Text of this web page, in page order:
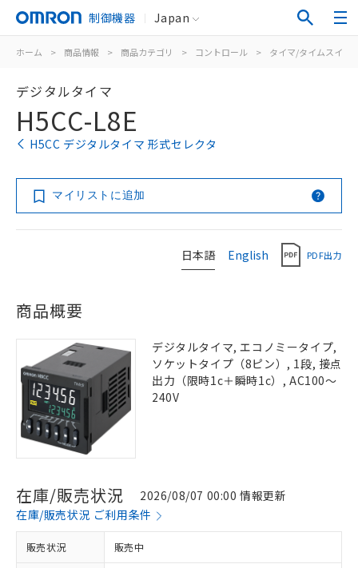
制御機器 Japan
ホーム > 商品情報 > 商品カテゴリ > コントロール > タイマ/タイムスイッ
デジタルタイマ
H5CC-L8E
H5CC デジタルタイマ 形式セレクタ
マイリストに追加
日本語 English PDF出力
商品概要
デジタルタイマ, エコノミータイプ,
ソケットタイプ（8ピン）, 1段, 接点
出力（限時1c＋瞬時1c）, AC100～
240V
在庫/販売状況
2026/08/07 00:00 情報更新
在庫/販売状況 ご利用条件
販売状況 販売中